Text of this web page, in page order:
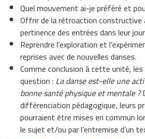
Quel mouvement ai-je préféré et
Offrir de la rétroaction constructive
pertinence des entrées dans leur
Reprendre l’exploration et
reprises avec de nouvelles danses.
Comme conclusion à cette unité,
question : La danse est-elle une
bonne santé physique et mentale ?
différenciation pédagogique, leurs
pourraient être mises en commun
le sujet et/ou par l’entremise d’un